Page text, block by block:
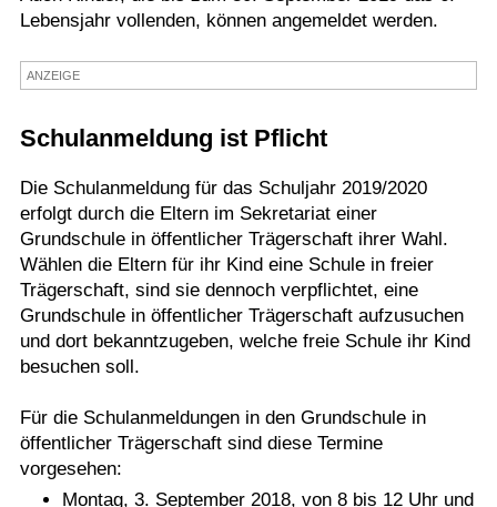
Termine
Kostenlos
Lebensjahr vollenden, können angemeldet werden.
ANZEIGE
Schulanmeldung ist Pflicht
Die Schulanmeldung für das Schuljahr 2019/2020
erfolgt durch die Eltern im Sekretariat einer
Grundschule in öffentlicher Trägerschaft ihrer Wahl.
Wählen die Eltern für ihr Kind eine Schule in freier
Trägerschaft, sind sie dennoch verpflichtet, eine
Grundschule in öffentlicher Trägerschaft aufzusuchen
und dort bekanntzugeben, welche freie Schule ihr Kind
besuchen soll.
Für die Schulanmeldungen in den Grundschule in
öffentlicher Trägerschaft sind diese Termine
vorgesehen:
Montag, 3. September 2018, von 8 bis 12 Uhr und